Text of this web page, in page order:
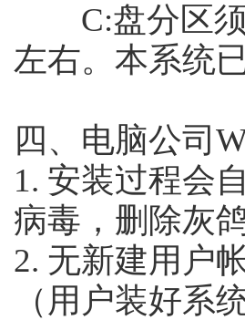
C:盘分区须
左右。本系统
四、电脑公司
1. 安装过程会
病毒，删除灰
2. 无新建用户
（用户装好系